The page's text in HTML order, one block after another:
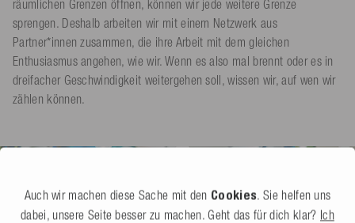
räumlichen Grenzen öffnen, können wir jede weitere Grenze
sprengen. Deshalb arbeiten wir mit einem Netzwerk aus
Partner*innen zusammen, die ihre Arbeit mit dem gleichen
Enthusiasmus angehen, wie wir. Wenn es also mal brennt oder es in
dreifacher Geschwindigkeit weitergehen soll, wissen wir, auf wen wir
zählen können.
Auch wir machen diese Sache mit den Cookies. Sie helfen uns
dabei, unsere Seite besser zu machen. Geht das für dich klar? Ich